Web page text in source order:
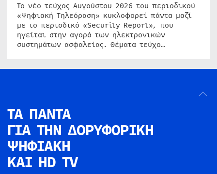
Το νέο τεύχος Αυγούστου 2026 του περιοδικού
«Ψηφιακή Τηλεόραση» κυκλοφορεί πάντα μαζί
με το περιοδικό «Security Report», που
ηγείται στην αγορά των ηλεκτρονικών
συστημάτων ασφαλείας. Θέματα τεύχο…
ΤΑ ΠΑΝΤΑ
ΓΙΑ ΤΗΝ ΔΟΡΥΦΟΡΙΚΗ
ΨΗΦΙΑΚΗ
ΚΑΙ HD TV